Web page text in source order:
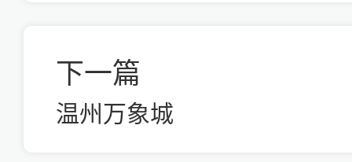
下一篇
温州万象城